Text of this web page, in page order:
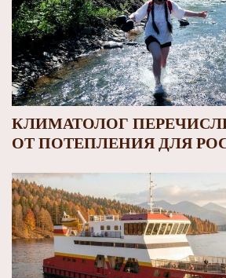
КЛИМАТОЛОГ
ОТ ПОТЕПЛЕНИЯ ДЛЯ